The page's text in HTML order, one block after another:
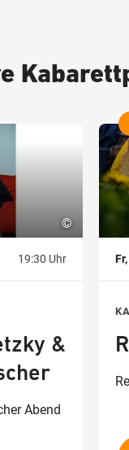
©
19:30 Uhr
&
Abend
,